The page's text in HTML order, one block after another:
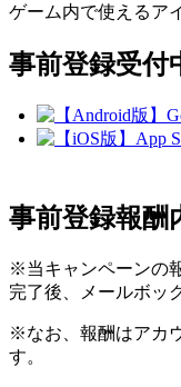
ゲーム内で使えるア
事前登録受付
事前登録報酬
※当キャンペーンの
完了後、メールボッ
※なお、報酬はアカ
す。